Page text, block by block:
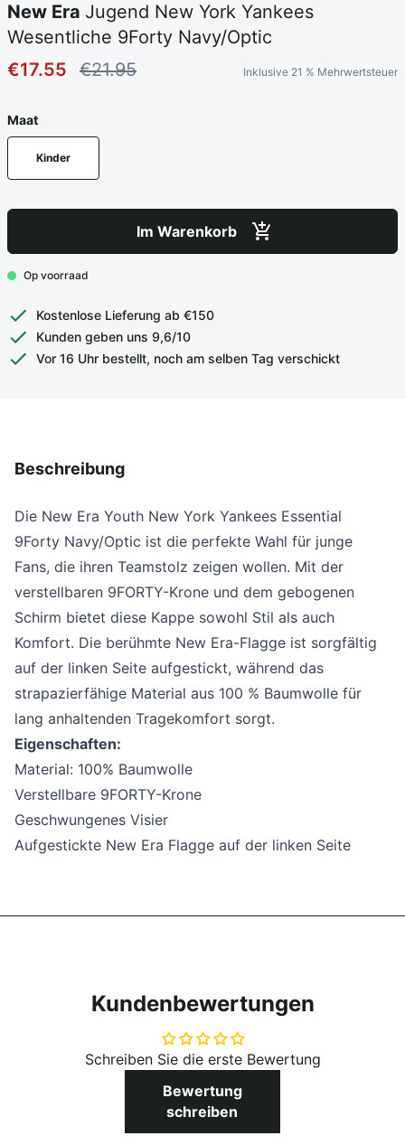
New Era Jugend New York Yankees
Wesentliche 9Forty Navy/Optic
€17.55
€21.95 Inklusive 21 % Mehrwertsteuer
Maat
Kinder
Im Warenkorb
Op voorraad
Kostenlose Lieferung ab €150
Kunden geben uns 9,6/10
Vor 16 Uhr bestellt, noch am selben Tag verschickt
Beschreibung
Die New Era Youth New York Yankees Essential
9Forty Navy/Optic ist die perfekte Wahl für junge
Fans, die ihren Teamstolz zeigen wollen. Mit der
verstellbaren 9FORTY-Krone und dem gebogenen
Schirm bietet diese Kappe sowohl Stil als auch
Komfort. Die berühmte New Era-Flagge ist sorgfältig
auf der linken Seite aufgestickt, während das
strapazierfähige Material aus 100 % Baumwolle für
lang anhaltenden Tragekomfort sorgt.
Eigenschaften:
Material: 100% Baumwolle
Verstellbare 9FORTY-Krone
Geschwungenes Visier
Aufgestickte New Era Flagge auf der linken Seite
Kundenbewertungen
Schreiben Sie die erste Bewertung
Bewertung
schreiben